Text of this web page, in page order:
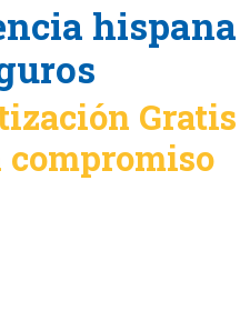
hispana
Gratis